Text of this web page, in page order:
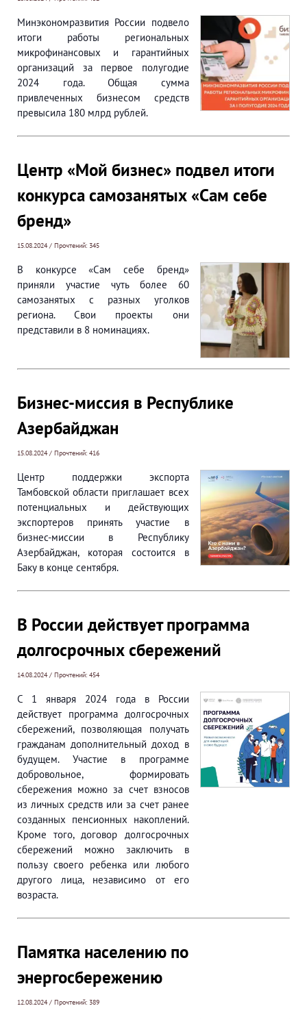
Минэкономразвития России подвело
итоги работы региональных
микрофинансовых и гарантийных
организаций за первое полугодие
2024 года. Общая сумма
привлеченных бизнесом средств
превысила 180 млрд рублей.
Центр «Мой бизнес» подвел итоги
конкурса самозанятых «Сам себе
бренд»
15.08.2024 / Прочтений: 345
В конкурсе «Сам себе бренд»
приняли участие чуть более 60
самозанятых с разных уголков
региона. Свои проекты они
представили в 8 номинациях.
Бизнес-миссия в Республике
Азербайджан
15.08.2024 / Прочтений: 416
Центр поддержки экспорта
Тамбовской области приглашает всех
потенциальных и действующих
экспортеров принять участие в
бизнес-миссии в Республику
Азербайджан, которая состоится в
Баку в конце сентября.
В России действует программа
долгосрочных сбережений
14.08.2024 / Прочтений: 454
С 1 января 2024 года в России
действует программа долгосрочных
сбережений, позволяющая получать
гражданам дополнительный доход в
будущем. Участие в программе
добровольное, формировать
сбережения можно за счет взносов
из личных средств или за счет ранее
созданных пенсионных накоплений.
Кроме того, договор долгосрочных
сбережений можно заключить в
пользу своего ребенка или любого
другого лица, независимо от его
возраста.
Памятка населению по
энергосбережению
12.08.2024 / Прочтений: 389